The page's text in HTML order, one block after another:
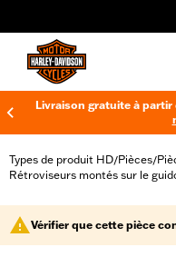
Livraison gratuite à
Types de produit HD/Pièces/
Rétroviseurs montés sur le
Vérifier que cette pièce